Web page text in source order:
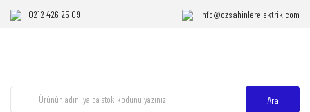
0212 426 25 09 info@ozsahinlerelektrik.com
Ara